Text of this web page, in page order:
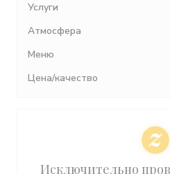
Услуги
Атмосфера
Меню
Цена/качество
Исключительно